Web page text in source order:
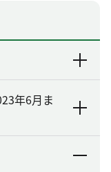
年6月ま